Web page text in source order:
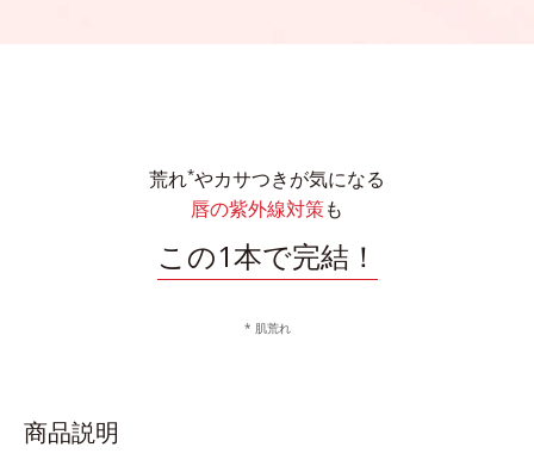
荒れ*やカサつきが気になる
唇の紫外線対策も
この1本で完結！
* 肌荒れ
商品説明